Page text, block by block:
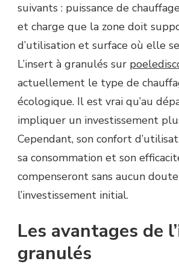
suivants : puissance de
et charge que la zone doit
d’utilisation et surface où elle
L’insert à granulés sur
actuellement le type de
écologique. Il est vrai qu’au
impliquer un investissement
Cependant, son confort
sa consommation et son
compenseront sans aucun doute
l’investissement initial.
Les avantages de
granulés